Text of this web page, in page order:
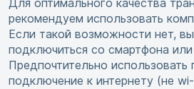
Для оптимального качества
рекомендуем использовать
Если такой возможности нет,
подключиться со смартфона
Предпочтительно использовать
подключение к интернету (не